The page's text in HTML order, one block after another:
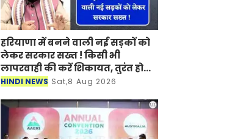
हरियाणा में बनने वाली नई सड़कों को
लेकर सरकार सख्त ! किसी भी
लापरवाही की करें शिकायत, तुरंत होगी
कार्रवाई
HINDI NEWS Sat,8 Aug 2026